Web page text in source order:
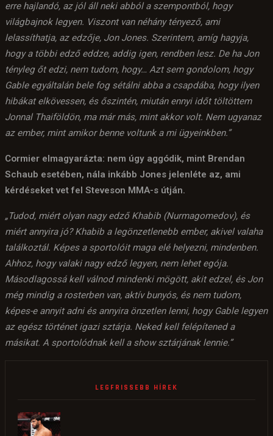
erre hajlandó, az jól áll neki abból a szempontból, hogy
világbajnok legyen. Viszont van néhány tényező, ami
lelassíthatja, az edzője, Jon Jones. Szerintem, amíg hagyja,
hogy a többi edző eddze, addig igen, rendben lesz. De ha Jon
tényleg őt edzi, nem tudom, hogy… Azt sem gondolom, hogy
Gable egyáltalán bele fog sétálni abba a csapdába, hogy ilyen
hibákat elkövessen, és őszintén, miután ennyi időt töltöttem
Jonnal Thaiföldön, ma már más, mint akkor volt. Nem ugyanaz
az ember, mint amikor benne voltunk a mi ügyeinkben.”
Cormier elmagyarázta: nem úgy aggódik, mint Brendan
Schaub esetében, nála inkább Jones jelenléte az, ami
kérdéseket vet fel Steveson MMA-s útján.
„Tudod, miért olyan nagy edző Khabib (Nurmagomedov), és
miért annyira jó? Khabib a legönzetlenebb ember, akivel valaha
találkoztál. Képes a sportolóit maga elé helyezni, mindenben.
Ahhoz, hogy valaki nagy edző legyen, nem lehet egója.
Másodlagossá kell válnod mindenki mögött, akit edzel, és Jon
még mindig a rosterben van, aktív bunyós, és nem tudom,
képes-e annyit adni és annyira önzetlen lenni, hogy Gable legyen
az egész történet igazi sztárja. Neked kell felépítened a
másikat. A sportolódnak kell a show sztárjának lennie.”
LEGFRISSEBB HÍREK